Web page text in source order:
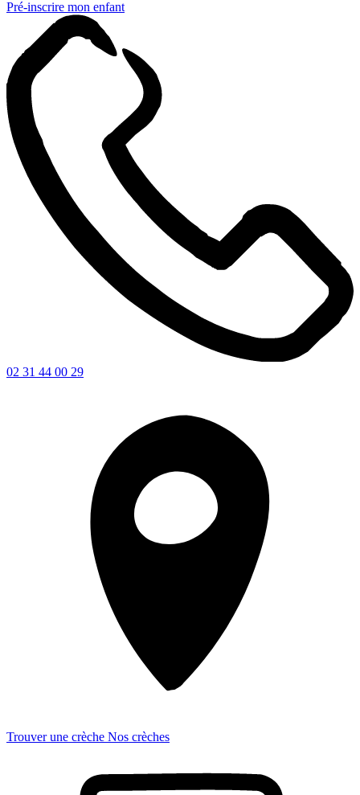
Pré-inscrire mon enfant
02 31 44 00 29
Trouver une crèche Nos crèches